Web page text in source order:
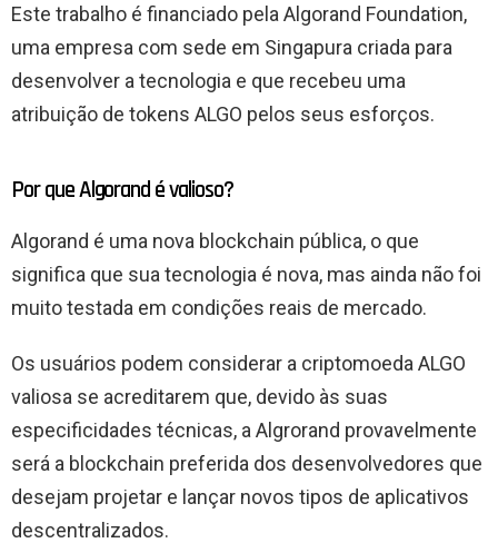
Este trabalho é financiado pela Algorand Foundation,
uma empresa com sede em Singapura criada para
desenvolver a tecnologia e que recebeu uma
atribuição de tokens ALGO pelos seus esforços.
Por que Algorand é valioso?
Algorand é uma nova blockchain pública, o que
significa que sua tecnologia é nova, mas ainda não foi
muito testada em condições reais de mercado.
Os usuários podem considerar a criptomoeda ALGO
valiosa se acreditarem que, devido às suas
especificidades técnicas, a Algrorand provavelmente
será a blockchain preferida dos desenvolvedores que
desejam projetar e lançar novos tipos de aplicativos
descentralizados.